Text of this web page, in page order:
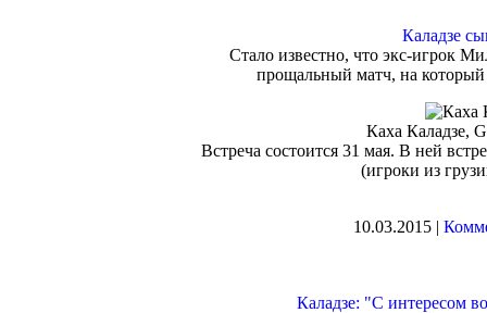
Каладзе
Стало известно, что экс-игрок
прощальный матч, на
Каха Каладзе,
Встреча состоится 31 мая. В ней
(игроки из
10.03.2015 |
Каладзе: "С интересом